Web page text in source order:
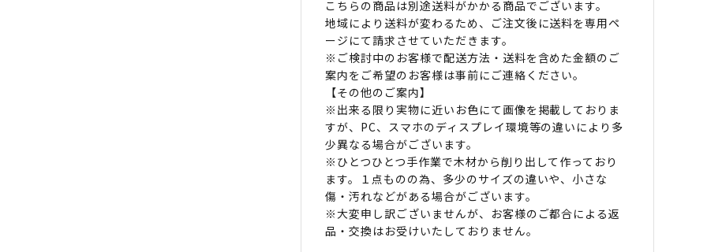
こちらの商品は別途送料がかかる商品でございます。
地域により送料が変わるため、ご注文後に送料を専用ペ
ージにて請求させていただきます。
※ご検討中のお客様で配送方法・送料を含めた金額のご
案内をご希望のお客様は事前にご連絡ください。
【その他のご案内】
※出来る限り実物に近いお色にて画像を掲載しておりま
すが、PC、スマホのディスプレイ環境等の違いにより多
少異なる場合がございます。
※ひとつひとつ手作業で木材から削り出して作っており
ます。１点ものの為、多少のサイズの違いや、小さな
傷・汚れなどがある場合がございます。
※大変申し訳ございませんが、お客様のご都合による返
品・交換はお受けいたしておりません。